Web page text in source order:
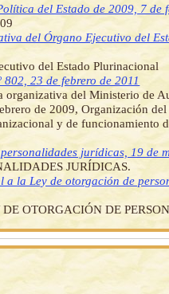
del Estado de 2009, 7 de
del Órgano Ejecutivo del
del Estado Plurinacional
23 de febrero de 2011
del Ministerio de
de 2009, Organización
y de funcionamiento
jurídicas, 19 de
JURÍDICAS.
a la Ley de otorgación de
OTORGACIÓN DE